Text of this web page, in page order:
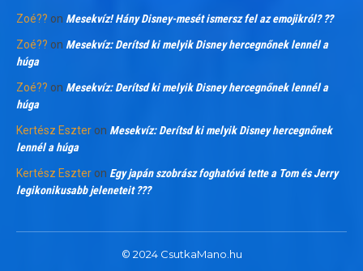
Zoé?? on Mesekvíz! Hány Disney-mesét ismersz fel az emojikról? ??
Zoé?? on Mesekvíz: Derítsd ki melyik Disney hercegnőnek lennél a
húga
Zoé?? on Mesekvíz: Derítsd ki melyik Disney hercegnőnek lennél a
húga
Kertész Eszter on Mesekvíz: Derítsd ki melyik Disney hercegnőnek
lennél a húga
Kertész Eszter on Egy japán szobrász foghatóvá tette a Tom és Jerry
legikonikusabb jeleneteit ???
© 2024 CsutkaMano.hu